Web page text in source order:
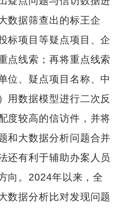
数据筛查出的标王企
标项目等疑点项目、企
点线索；再将重点线索
位、疑点项目名称、中
用数据模型进行二次反
度较高的信访件，并将
和大数据分析问题合并
还有利于辅助办案人员
向。2024年以来，全
数据分析比对发现问题